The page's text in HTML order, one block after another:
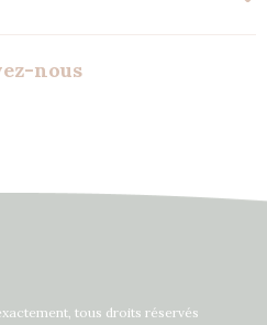
nous
tous droits réservés